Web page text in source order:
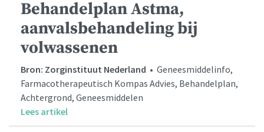
Behandelplan Astma,
aanvalsbehandeling bij
volwassenen
Bron: Zorginstituut Nederland • Geneesmiddelinfo,
Farmacotherapeutisch Kompas Advies, Behandelplan,
Achtergrond, Geneesmiddelen
Lees artikel